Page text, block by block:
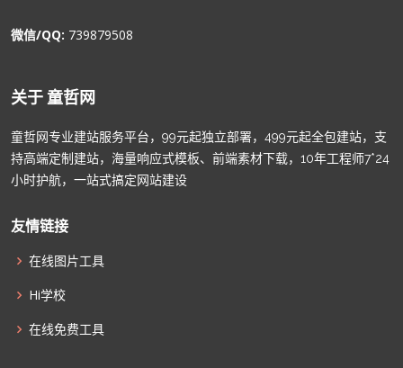
微信/QQ: 739879508
关于 童哲网
童哲网专业建站服务平台，99元起独立部署，499元起全包建站，支
持高端定制建站，海量响应式模板、前端素材下载，10年工程师7*24
小时护航，一站式搞定网站建设
友情链接
在线图片工具
Hi学校
在线免费工具